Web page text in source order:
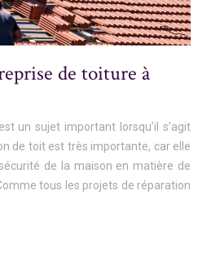
de toiture à
un sujet important lorsqu’il s’agit
de toit est très importante, car elle
de la maison en matière de
tous les projets de réparation